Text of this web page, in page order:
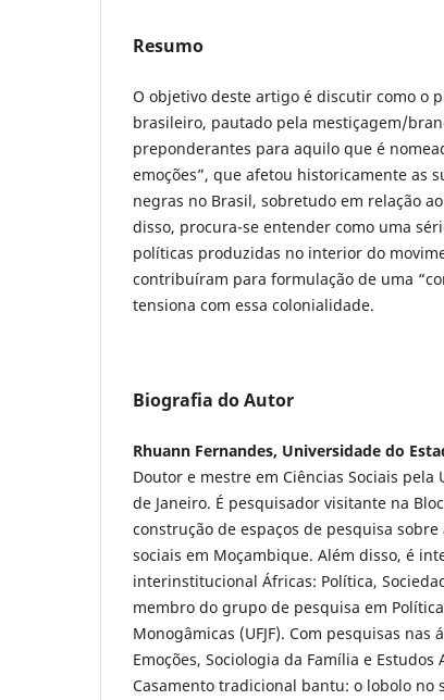
Resumo
O objetivo deste artigo é discutir como o
brasileiro, pautado pela mestiçagem/
preponderantes para aquilo que é
emoções”, que afetou historicamente as
negras no Brasil, sobretudo em relação
disso, procura-se entender como uma
políticas produzidas no interior do
contribuíram para formulação de uma
tensiona com essa colonialidade.
Biografia do Autor
Rhuann Fernandes, Universidade do
Doutor e mestre em Ciências Sociais pela
de Janeiro. É pesquisador visitante na
construção de espaços de pesquisa
sociais em Moçambique. Além disso, é
interinstitucional Áfricas: Política,
membro do grupo de pesquisa em
Monogâmicas (UFJF). Com pesquisas nas
Emoções, Sociologia da Família e
Casamento tradicional bantu: o lobolo no